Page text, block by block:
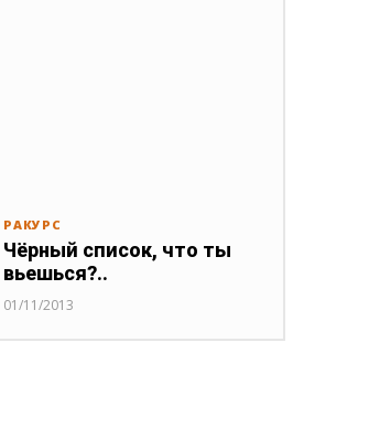
РАКУРС
Чёрный список, что ты
вьешься?..
01/11/2013